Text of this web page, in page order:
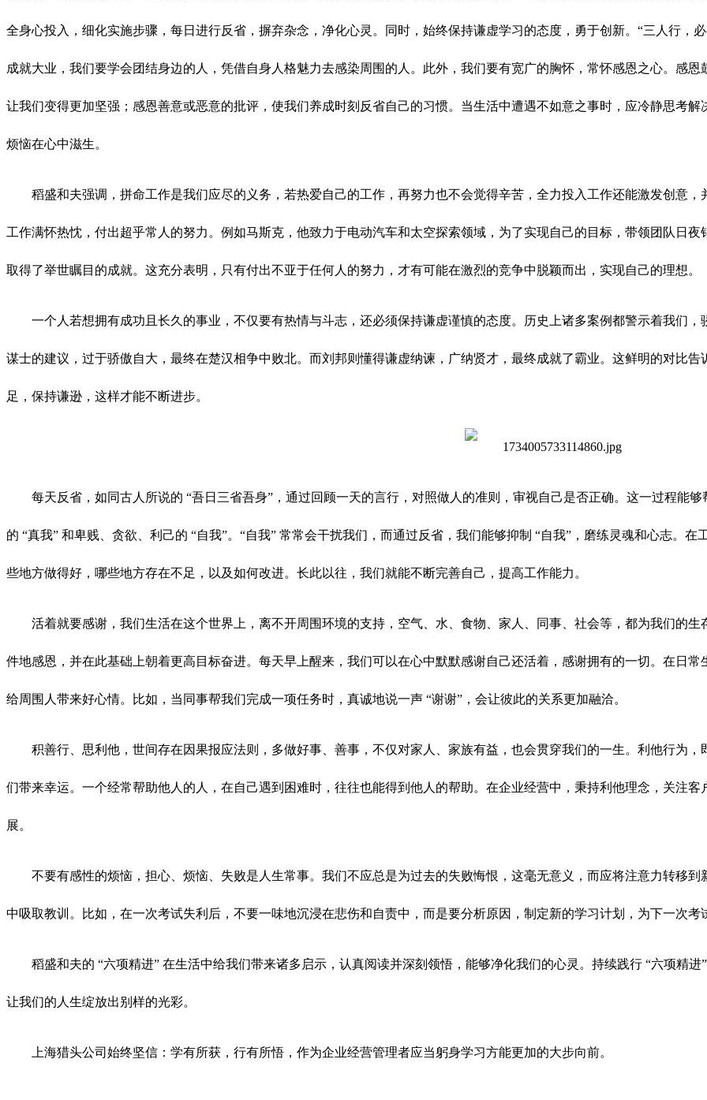
全身心投入，细化实施步骤，每日进行反省，摒弃杂念，净化心灵。同时，始终保持谦虚学习的态度，勇于创新。“三人行，
成就大业，我们要学会团结身边的人，凭借自身人格魅力去感染周围的人。此外，我们要有宽广的胸怀，常怀感恩之心。感
让我们变得更加坚强；感恩善意或恶意的批评，使我们养成时刻反省自己的习惯。当生活中遭遇不如意之事时，应冷静思考
烦恼在心中滋生。
稻盛和夫强调，拼命工作是我们应尽的义务，若热爱自己的工作，再努力也不会觉得辛苦，全力投入工作还能激发创意
工作满怀热忱，付出超乎常人的努力。例如马斯克，他致力于电动汽车和太空探索领域，为了实现自己的目标，带领团队日
取得了举世瞩目的成就。这充分表明，只有付出不亚于任何人的努力，才有可能在激烈的竞争中脱颖而出，实现自己的理想。
一个人若想拥有成功且长久的事业，不仅要有热情与斗志，还必须保持谦虚谨慎的态度。历史上诸多案例都警示着我们
谋士的建议，过于骄傲自大，最终在楚汉相争中败北。而刘邦则懂得谦虚纳谏，广纳贤才，最终成就了霸业。这鲜明的对比
足，保持谦逊，这样才能不断进步。
每天反省，如同古人所说的 “吾日三省吾身”，通过回顾一天的言行，对照做人的准则，审视自己是否正确。这一过程能
的 “真我” 和卑贱、贪欲、利己的 “自我”。“自我” 常常会干扰我们，而通过反省，我们能够抑制 “自我”，磨练灵魂和心志。
些地方做得好，哪些地方存在不足，以及如何改进。长此以往，我们就能不断完善自己，提高工作能力。
活着就要感谢，我们生活在这个世界上，离不开周围环境的支持，空气、水、食物、家人、同事、社会等，都为我们的
件地感恩，并在此基础上朝着更高目标奋进。每天早上醒来，我们可以在心中默默感谢自己还活着，感谢拥有的一切。在日
给周围人带来好心情。比如，当同事帮我们完成一项任务时，真诚地说一声 “谢谢”，会让彼此的关系更加融洽。
积善行、思利他，世间存在因果报应法则，多做好事、善事，不仅对家人、家族有益，也会贯穿我们的一生。利他行为
们带来幸运。一个经常帮助他人的人，在自己遇到困难时，往往也能得到他人的帮助。在企业经营中，秉持利他理念，关注
展。
不要有感性的烦恼，担心、烦恼、失败是人生常事。我们不应总是为过去的失败悔恨，这毫无意义，而应将注意力转移
中吸取教训。比如，在一次考试失利后，不要一味地沉浸在悲伤和自责中，而是要分析原因，制定新的学习计划，为下一次考
稻盛和夫的 “六项精进” 在生活中给我们带来诸多启示，认真阅读并深刻领悟，能够净化我们的心灵。持续践行 “六项精
让我们的人生绽放出别样的光彩。
上海猎头公司始终坚信：学有所获，行有所悟，作为企业经营管理者应当躬身学习方能更加的大步向前。